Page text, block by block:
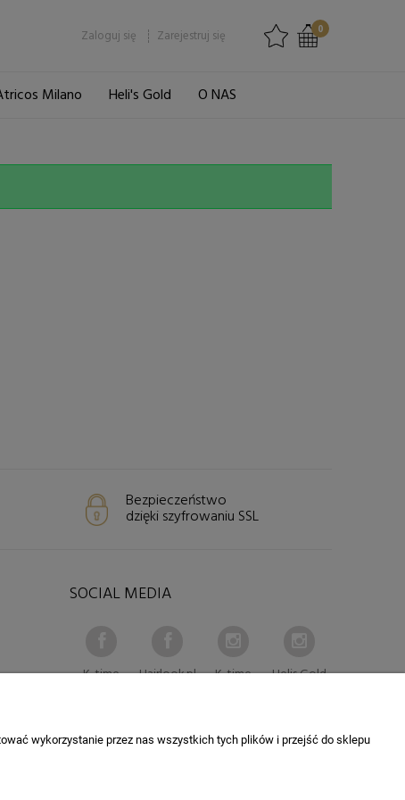
Zaloguj się Zarejestruj się 0
Milano Heli's Gold O NAS
Bezpieczeństwo
dzięki szyfrowaniu SSL
SOCIAL MEDIA
K-time Hairlook.pl K-time Helis Gold
wykorzystanie przez nas wszystkich tych plików i przejść do sklepu